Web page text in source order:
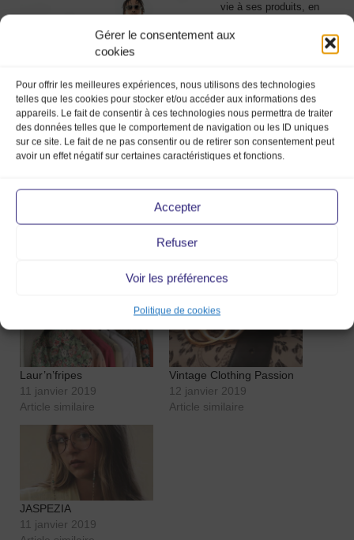
Gérer le consentement aux
cookies
Pour offrir les meilleures expériences, nous utilisons des technologies
telles que les cookies pour stocker et/ou accéder aux informations des
appareils. Le fait de consentir à ces technologies nous permettra de traiter
des données telles que le comportement de navigation ou les ID uniques
sur ce site. Le fait de ne pas consentir ou de retirer son consentement peut
avoir un effet négatif sur certaines caractéristiques et fonctions.
Accepter
Refuser
Voir les préférences
Politique de cookies
vie à ses produits, en
recyclant. La marque
Victory/Boogie/Woogie
upcylé à partir de jeans
de seconde main, des
vêtements re-work 2nde
Chance ou encore des
Sneakers en pré-
commande
attendant surInstagram.
Laur’n’fripes
11 janvier 2019
Article similaire
Vintage Clothing Passion
12 janvier 2019
Article similaire
JASPEZIA
11 janvier 2019